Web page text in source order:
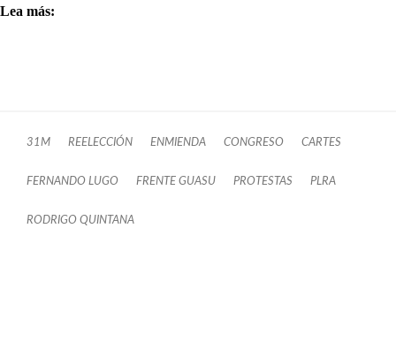
Lea más:
31M REELECCIÓN ENMIENDA CONGRESO CARTES
FERNANDO LUGO FRENTE GUASU PROTESTAS PLRA
RODRIGO QUINTANA